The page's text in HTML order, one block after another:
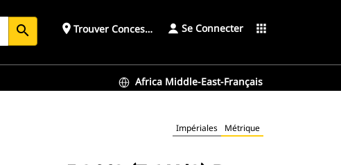
search place Trouver ConcessionnaireSe Connecter apps
Africa Middle-East-Français
Impériales Métrique